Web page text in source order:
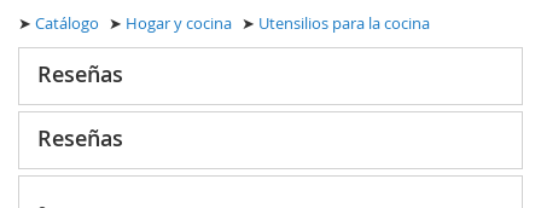
➤ Catálogo ➤ Hogar y cocina ➤ Utensilios para la cocina
Reseñas
Reseñas